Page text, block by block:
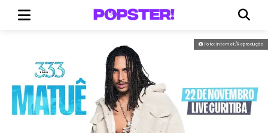
Foto: Internet/Reprodução